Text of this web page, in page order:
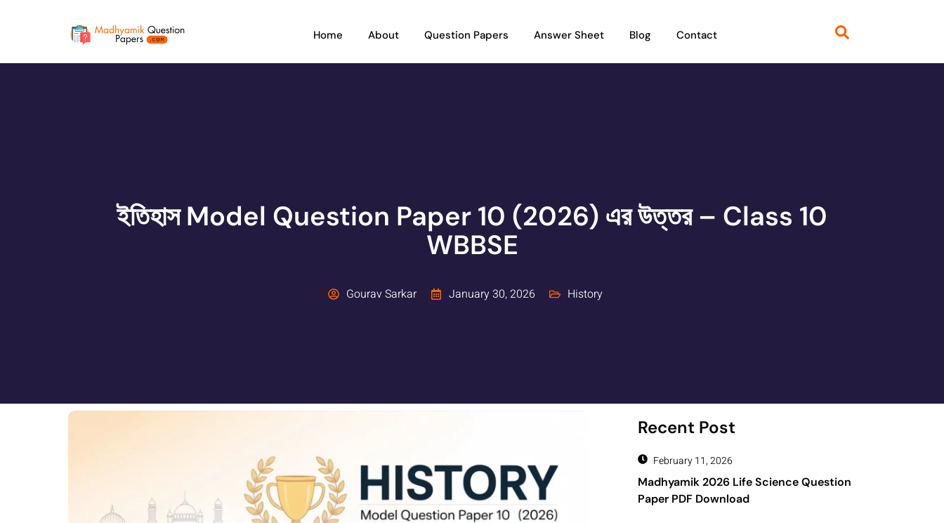
Home About Question Papers Answer Sheet Blog Contact
ইতিহাস Model Question Paper 10 (2026) এর উত্তর – Class 10
WBBSE
Gourav Sarkar January 30, 2026 History
Recent Post
February 11, 2026
Madhyamik 2026 Life Science Question
Paper PDF Download